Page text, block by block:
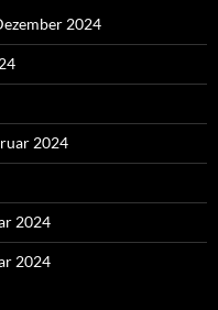
2024
2024
2024
2024